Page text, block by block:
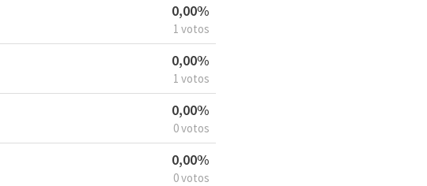
0,00%
1 votos
0,00%
1 votos
0,00%
0 votos
0,00%
0 votos